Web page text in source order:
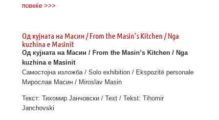
повеќе >>>
Од кујната на Масин / From the Masin’s Kitchen / Nga
kuzhina e Masinit
Од кујната на Масин / From the Masin’s Kitchen / Nga
kuzhina e Masinit
Самостојна изложба / Solo exhibition / Еkspozitë personale
Мирослав Масин / Miroslav Masin
Текст: Тихомир Јанчовски / Text / Tekst: Tihomir
Janchovski